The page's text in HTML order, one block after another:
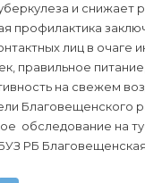
и снижает
профилактика
лиц в очаге
правильное
на свежем
Благовещенского
обследование на
РБ